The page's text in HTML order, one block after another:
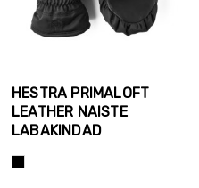
HESTRA PRIMALOFT
LEATHER NAISTE
LABAKINDAD